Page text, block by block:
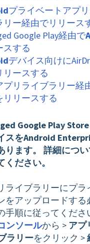
プライベートアプ
リー経由でリリース
Google Play経由で
スする
デバイス向けに
リースする
プリライブラリー経
リリースする
Google Play
スをAndroid
ります。 詳細につい
ください。
ライブラリーにプラ
をアップロードする
手順に従ってくださ
ンソールから > アプ
ラリーをクリック >